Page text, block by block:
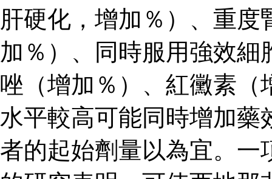
肝硬化，增加％）、重
加％）、同時服用強效
唑（增加％）、紅黴素（
水平較高可能同時增加
者的起始劑量以為宜。一